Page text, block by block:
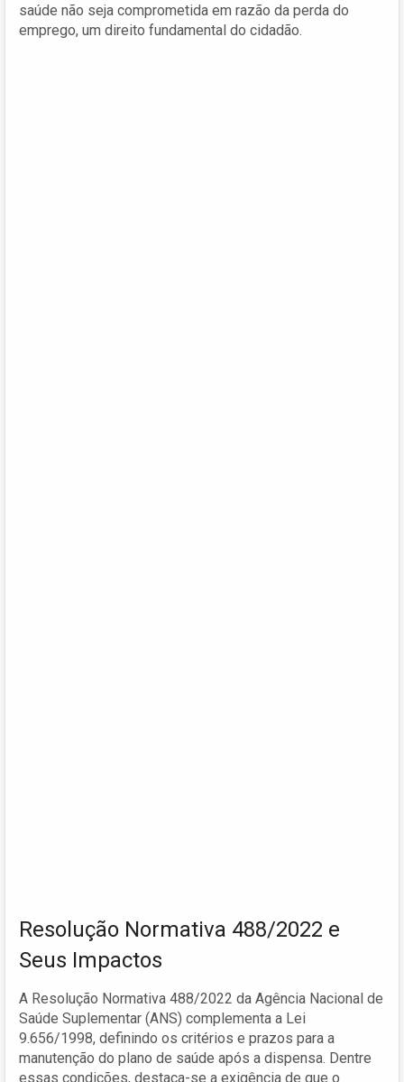
saúde não seja comprometida em razão da perda do
emprego, um direito fundamental do cidadão.
Resolução Normativa 488/2022 e
Seus Impactos
A Resolução Normativa 488/2022 da Agência Nacional de
Saúde Suplementar (ANS) complementa a Lei
9.656/1998, definindo os critérios e prazos para a
manutenção do plano de saúde após a dispensa. Dentre
essas condições, destaca-se a exigência de que o